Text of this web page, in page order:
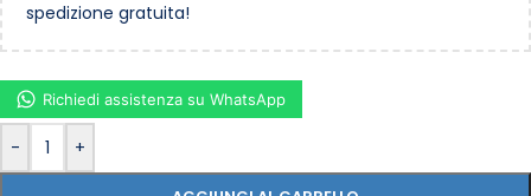
spedizione gratuita!
- +
Richiedi assistenza su WhatsApp